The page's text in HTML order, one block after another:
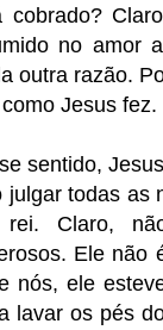
cobrado?
no amor
outra razão.
Jesus fez.
sentido,
julgar todas as
rei. Claro,
Ele não
nós, ele
lavar os pés